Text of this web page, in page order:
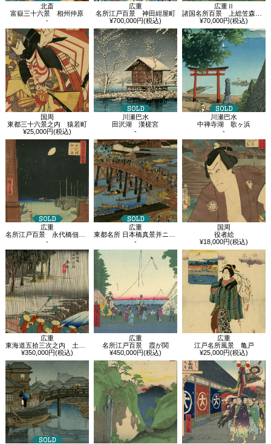
北斎
富嶽三十六景 相州仲原
-
広重
名所江戸百景 神田紺屋町
¥700,000円(税込)
広重Ⅱ
諸国名所百景 上総笠森寺岩作り観音
¥70,000円(税込)
国周
東都三十六景之内 猿若町
¥25,000円(税込)
川瀬巴水
田沢湖 漢槎宮
-
川瀬巴水
中禅寺湖 歌ヶ浜
-
広重
名所江戸百景 永代橋佃しま
-
広重
東都名所 日本橋真景并ニ魚市全図
-
国周
役者絵
¥18,000円(税込)
広重
東海道五拾三次之内 土山 春之雨
¥350,000円(税込)
広重
名所江戸百景 霞が関
¥450,000円(税込)
広重
江戸名所風景 亀戸
¥25,000円(税込)